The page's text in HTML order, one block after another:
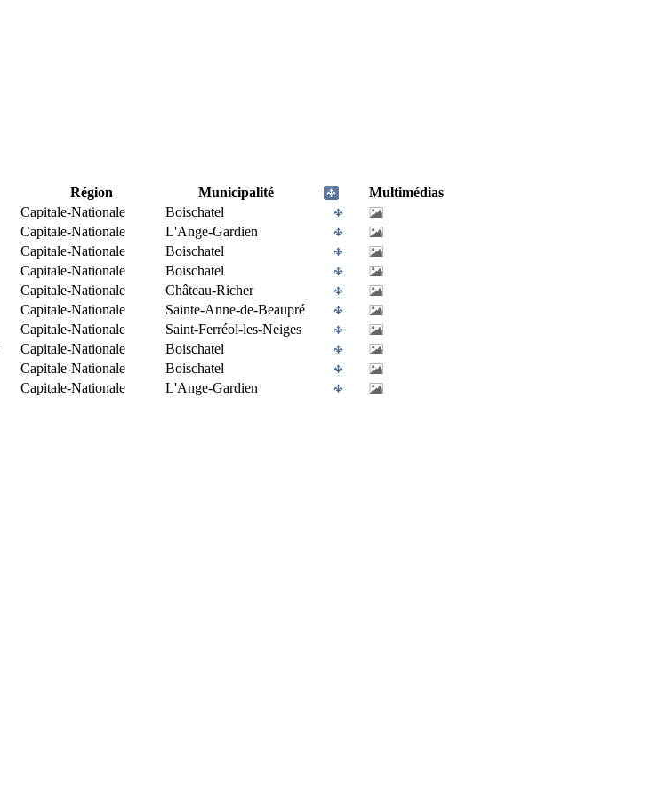
Région Municipalité
Multimédias
Capitale-Nationale
Boischatel
Capitale-Nationale
L'Ange-Gardien
Capitale-Nationale
Boischatel
Capitale-Nationale
Boischatel
Capitale-Nationale
Château-Richer
Capitale-Nationale
Sainte-Anne-de-Beaupré
Capitale-Nationale
Saint-Ferréol-les-Neiges
Capitale-Nationale
Boischatel
Capitale-Nationale
Boischatel
Capitale-Nationale L'Ange-Gardien